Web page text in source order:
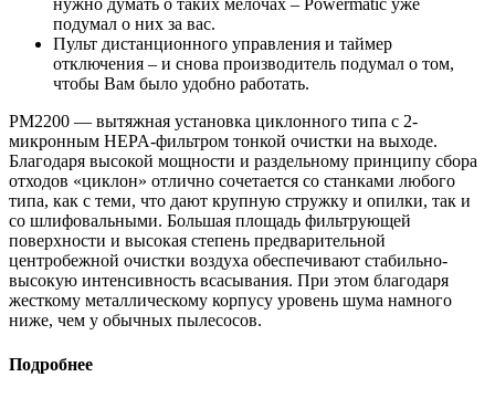
нужно думать о таких мелочах – Powermatic уже
подумал о них за вас.
Пульт дистанционного управления и таймер
отключения – и снова производитель подумал о том,
чтобы Вам было удобно работать.
PM2200 — вытяжная установка циклонного типа с 2-
микронным HEPA-фильтром тонкой очистки на выходе.
Благодаря высокой мощности и раздельному принципу сбора
отходов «циклон» отлично сочетается со станками любого
типа, как с теми, что дают крупную стружку и опилки, так и
со шлифовальными. Большая площадь фильтрующей
поверхности и высокая степень предварительной
центробежной очистки воздуха обеспечивают стабильно-
высокую интенсивность всасывания. При этом благодаря
жесткому металлическому корпусу уровень шума намного
ниже, чем у обычных пылесосов.
Подробнее